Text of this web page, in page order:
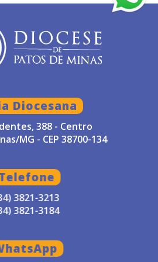
Diocesana
388 - Centro
MG - CEP 38700-134
3821-3213
3821-3184